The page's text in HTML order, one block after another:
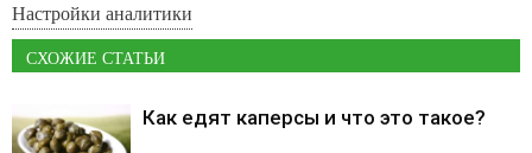
Настройки аналитики
СХОЖИЕ СТАТЬИ
Как едят каперсы и что это такое?